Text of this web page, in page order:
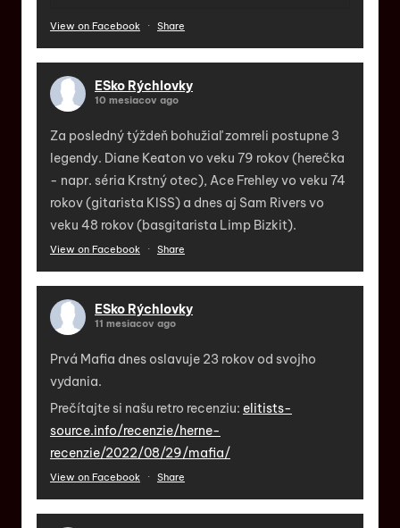
View on Facebook · Share
ESko Rýchlovky
10 mesiacov ago
Za posledný týždeň bohužiaľ zomreli postupne 3
legendy. Diane Keaton vo veku 79 rokov (herečka
- napr. séria Krstný otec), Ace Frehley vo veku 74
rokov (gitarista KISS) a dnes aj Sam Rivers vo
veku 48 rokov (basgitarista Limp Bizkit).
View on Facebook · Share
ESko Rýchlovky
11 mesiacov ago
Prvá Mafia dnes oslavuje 23 rokov od svojho
vydania.
Prečítajte si našu retro recenziu: elitists-
source.info/recenzie/herne-
recenzie/2022/08/29/mafia/
View on Facebook · Share